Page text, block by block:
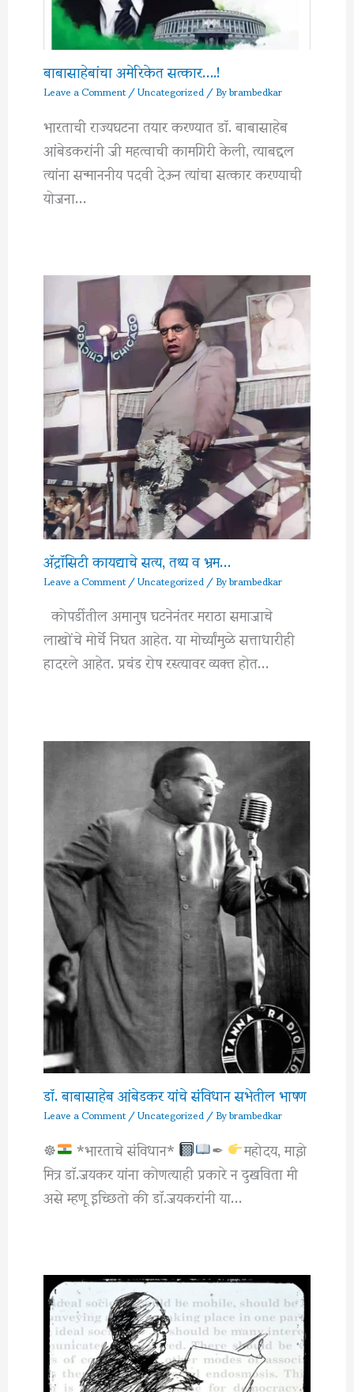
बाबासाहेबांचा अमेरिकेत सत्कार….!
Leave a Comment/Uncategorized/ Bybrambedkar
भारताची राज्यघटना तयार करण्यात डॉ. बाबासाहेब
आंबेडकरांनी जी महत्वाची कामगिरी केली, त्याबद्दल
त्यांना सन्माननीय पदवी देऊन त्यांचा सत्कार करण्याची
योजना…
अ‍ॅट्रॉसिटी कायद्याचे सत्य, तथ्य व भ्रम…
Leave a Comment/Uncategorized/ Bybrambedkar
कोपर्डीतील अमानुष घटनेनंतर मराठा समाजाचे
लाखोंचे मोर्चे निघत आहेत. या मोर्च्यांमुळे सत्ताधारीही
हादरले आहेत. प्रचंड रोष रस्त्यावर व्यक्त होत…
डॉ. बाबासाहेब आंबेडकर यांचे संविधान सभेतील भाषण
Leave a Comment/Uncategorized/ Bybrambedkar
☸ *भारताचे संविधान* ✒ महोदय, माझे
मित्र डाॅ.जयकर यांना कोणत्याही प्रकारे न दुखविता मी
असे म्हणू इच्छितो की डाॅ.जयकरांनी या…